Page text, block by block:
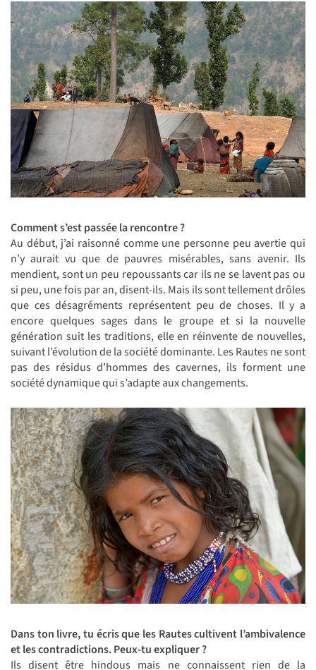
Comment s’est passée la rencontre ?
Au début, j’ai raisonné comme une personne peu avertie qui
n’y aurait vu que de pauvres misérables, sans avenir. Ils
mendient, sont un peu repoussants car ils ne se lavent pas ou
si peu, une fois par an, disent-ils. Mais ils sont tellement drôles
que ces désagréments représentent peu de choses. Il y a
encore quelques sages dans le groupe et si la nouvelle
génération suit les traditions, elle en réinvente de nouvelles,
suivant l’évolution de la société dominante. Les Rautes ne sont
pas des résidus d’hommes des cavernes, ils forment une
société dynamique qui s’adapte aux changements.
Dans ton livre, tu écris que les Rautes cultivent l’ambivalence
et les contradictions. Peux-tu expliquer ?
Ils disent être hindous mais ne connaissent rien de la